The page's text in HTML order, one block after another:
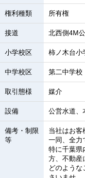
権利種類 所有権
接道 北西側4M
小学校区 柿ノ木台小
中学校区 第二中学校
取引態様 媒介
設備 公営水道、
備考・制限
等
当社はお客
一同、全力
特に千葉県
方、不動産
どのよう